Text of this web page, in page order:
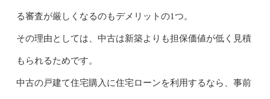
る審査が厳しくなるのもデメリットの1つ。
その理由としては、中古は新築よりも担保価値が低く見積
もられるためです。
中古の戸建て住宅購入に住宅ローンを利用するなら、事前